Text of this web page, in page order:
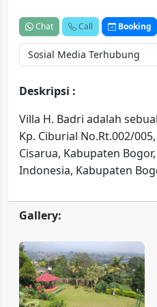
Chat Call Booking
Sosial Media Terhubung
Deskripsi :
Villa H. Badri adalah
Kp. Ciburial No.Rt.002/
Cisarua, Kabupaten
Indonesia, Kabupaten
Gallery: